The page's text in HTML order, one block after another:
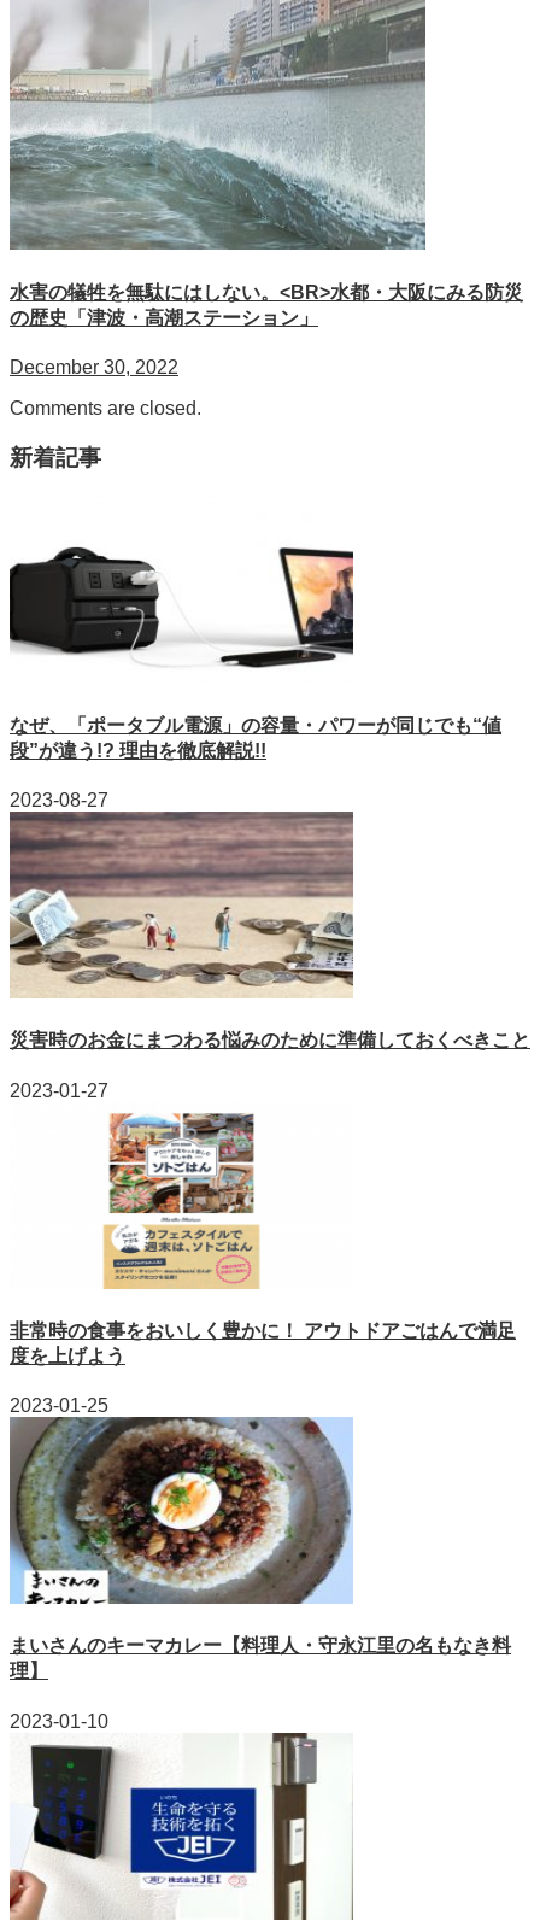
水害の犠牲を無駄にはしない。<BR>水都・大阪にみる防災
の歴史「津波・高潮ステーション」
December 30, 2022
Comments are closed.
新着記事
なぜ、「ポータブル電源」の容量・パワーが同じでも“値
段”が違う!? 理由を徹底解説!!
2023-08-27
災害時のお金にまつわる悩みのために準備しておくべきこと
2023-01-27
非常時の食事をおいしく豊かに！ アウトドアごはんで満足
度を上げよう
2023-01-25
まいさんのキーマカレー【料理人・守永江里の名もなき料
理】
2023-01-10